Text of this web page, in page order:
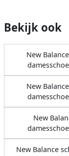
Bekijk ook
New
New
New
New Balance